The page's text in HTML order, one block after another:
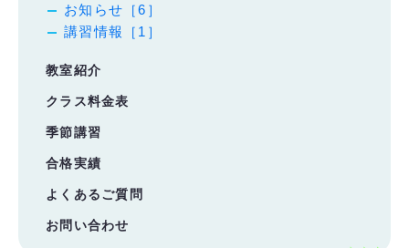
お知らせ［6］
講習情報［1］
教室紹介
クラス料金表
季節講習
合格実績
よくあるご質問
お問い合わせ